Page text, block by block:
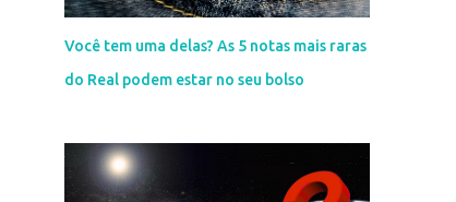
Você tem uma delas? As 5 notas mais raras
do Real podem estar no seu bolso